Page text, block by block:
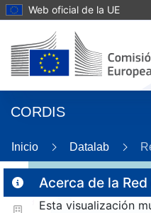
Web oficial de la UE
CORDIS
Inicio Datalab
Acerca de la
Esta visualización